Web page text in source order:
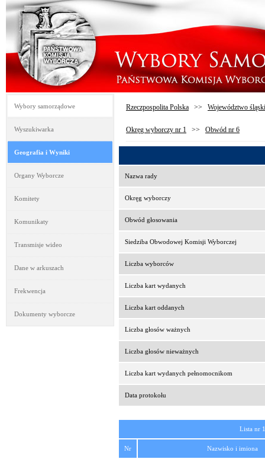
Wybory samorządowe
Wyszukiwarka
Geografia i Wyniki
Organy Wyborcze
Komitety
Komunikaty
Transmisje wideo
Dane w arkuszach
Frekwencja
Dokumenty wyborcze
Rzeczpospolita Polska >> Województwo
Okręg wyborczy nr 1 >> Obwód nr 6
Nazwa rady
Okręg wyborczy
Obwód głosowania
Siedziba Obwodowej Komisji Wyborczej
Liczba wyborców
Liczba kart wydanych
Liczba kart oddanych
Liczba głosów ważnych
Liczba głosów nieważnych
Liczba kart wydanych pełnomocnikom
Data protokołu
Lista nr
Nr Nazwisko i imiona